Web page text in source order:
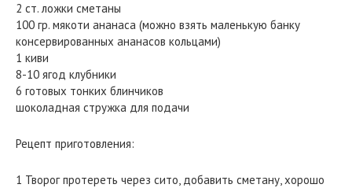
2 ст. ложки сметаны
100 гр. мякоти ананаса (можно взять маленькую банку
консервированных ананасов кольцами)
1 киви
8-10 ягод клубники
6 готовых тонких блинчиков
шоколадная стружка для подачи
Рецепт приготовления:
1 Творог протереть через сито, добавить сметану, хорошо